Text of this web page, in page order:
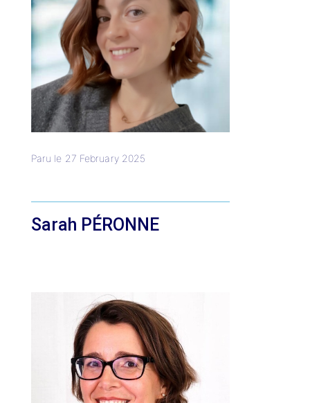
Paru le 27 February 2025
Sarah PÉRONNE